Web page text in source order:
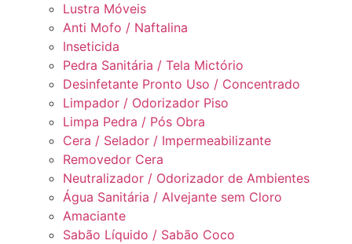
Lustra Móveis
Anti Mofo / Naftalina
Inseticida
Pedra Sanitária / Tela Mictório
Desinfetante Pronto Uso / Concentrado
Limpador / Odorizador Piso
Limpa Pedra / Pós Obra
Cera / Selador / Impermeabilizante
Removedor Cera
Neutralizador / Odorizador de Ambientes
Água Sanitária / Alvejante sem Cloro
Amaciante
Sabão Líquido / Sabão Coco